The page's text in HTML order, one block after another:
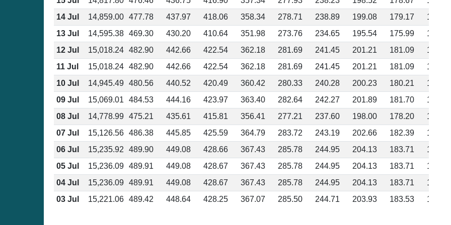
14 Jul
14,859.00 477.78 437.97 418.06 358.34 278.71 238.89 199.08 179.17
159.26
13 Jul
14,595.38 469.30 430.20 410.64 351.98 273.76 234.65 195.54 175.99
156.43
12 Jul
15,018.24 482.90 442.66 422.54 362.18 281.69 241.45 201.21 181.09
160.97
11 Jul
15,018.24 482.90 442.66 422.54 362.18 281.69 241.45 201.21 181.09
160.97
10 Jul
14,945.49 480.56 440.52 420.49 360.42 280.33 240.28 200.23 180.21
160.19
09 Jul
15,069.01 484.53 444.16 423.97 363.40 282.64 242.27 201.89 181.70
161.51
08 Jul
14,778.99 475.21 435.61 415.81 356.41 277.21 237.60 198.00 178.20
158.40
07 Jul
15,126.56 486.38 445.85 425.59 364.79 283.72 243.19 202.66 182.39
162.13
06 Jul
15,235.92 489.90 449.08 428.66 367.43 285.78 244.95 204.13 183.71
163.30
05 Jul
15,236.09 489.91 449.08 428.67 367.43 285.78 244.95 204.13 183.71
163.30
04 Jul
15,236.09 489.91 449.08 428.67 367.43 285.78 244.95 204.13 183.71
163.30
03 Jul
15,221.06 489.42 448.64 428.25 367.07 285.50 244.71 203.93 183.53 163.14